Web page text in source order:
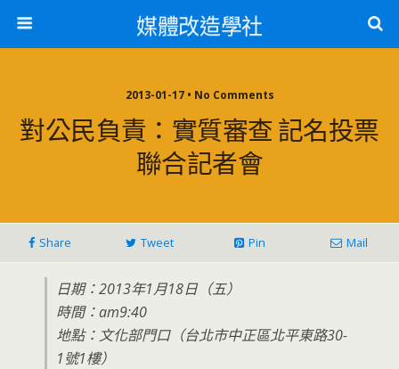
媒體改造學社
2013-01-17 • No Comments
對公民負責：實質審查 記名投票
聯合記者會
Share Tweet Pin Mail
日期：2013年1月18日（五）
時間：am9:40
地點：文化部門口（台北市中正區北平東路30-
1號1樓）